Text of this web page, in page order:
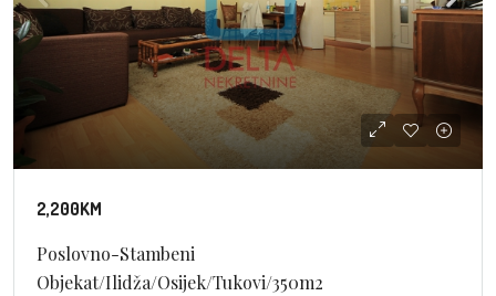
2,200KM
Poslovno-Stambeni
Objekat/Ilidža/Osijek/Tukovi/350m2